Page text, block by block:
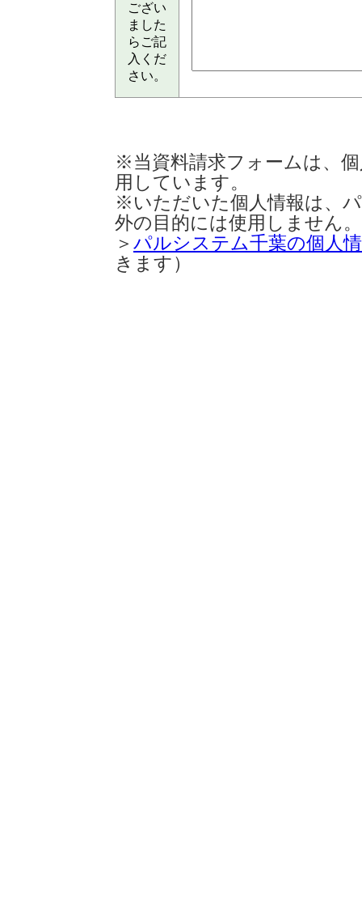
ござい
ました
らご記
入くだ
さい。
※当資料請求フォームは、
用しています。
※いただいた個人情報は、
外の目的には使用しません。
＞ パルシステム千葉の個人
きます）